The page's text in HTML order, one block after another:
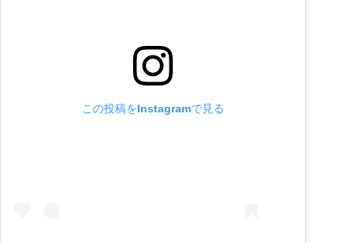
この投稿をInstagramで見る